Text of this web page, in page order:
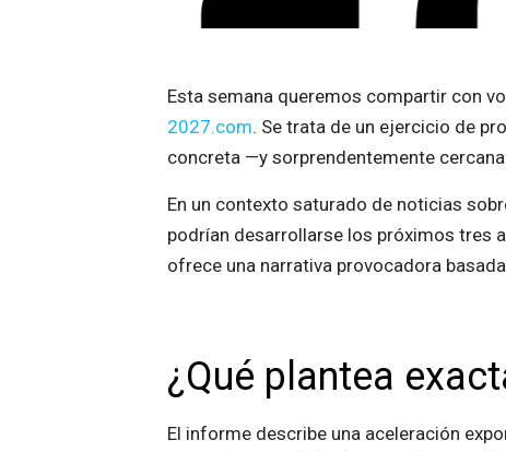
Esta semana queremos compartir con
2027.com. Se trata de un ejercicio de
concreta —y sorprendentemente
En un contexto saturado de noticias
podrían desarrollarse los próximos tres
ofrece una narrativa provocadora
¿Qué plantea
El informe describe una aceleración